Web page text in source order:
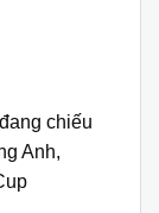
chiếu
Anh,